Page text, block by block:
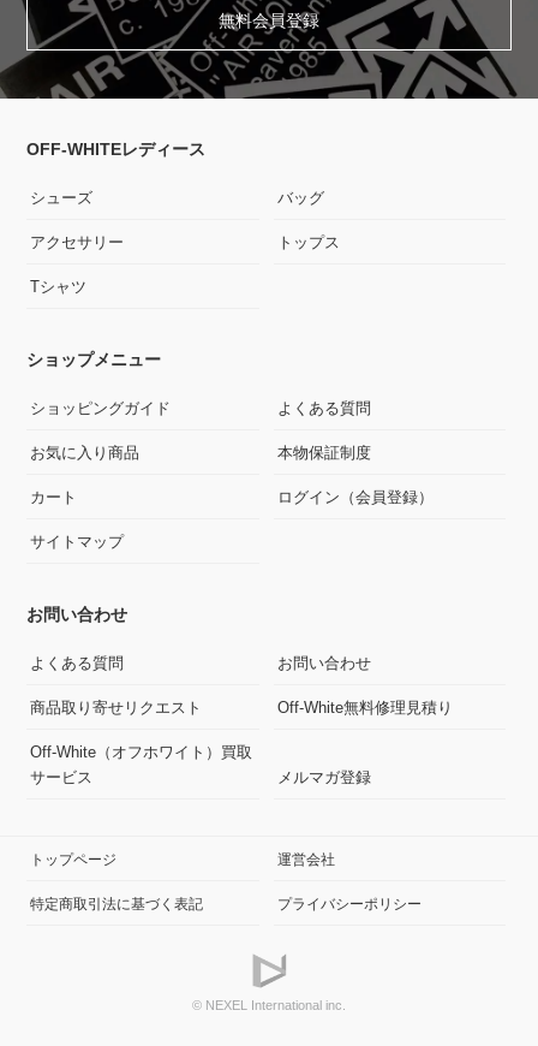
無料会員登録
OFF-WHITEレディース
シューズ バッグ
アクセサリー トップス
Tシャツ
ショップメニュー
ショッピングガイド よくある質問
お気に入り商品 本物保証制度
カート ログイン（会員登録）
サイトマップ
お問い合わせ
よくある質問 お問い合わせ
商品取り寄せリクエスト Off-White無料修理見積り
Off-White（オフホワイト）買取
サービス
メルマガ登録
トップページ 運営会社
特定商取引法に基づく表記 プライバシーポリシー
© NEXEL International inc.